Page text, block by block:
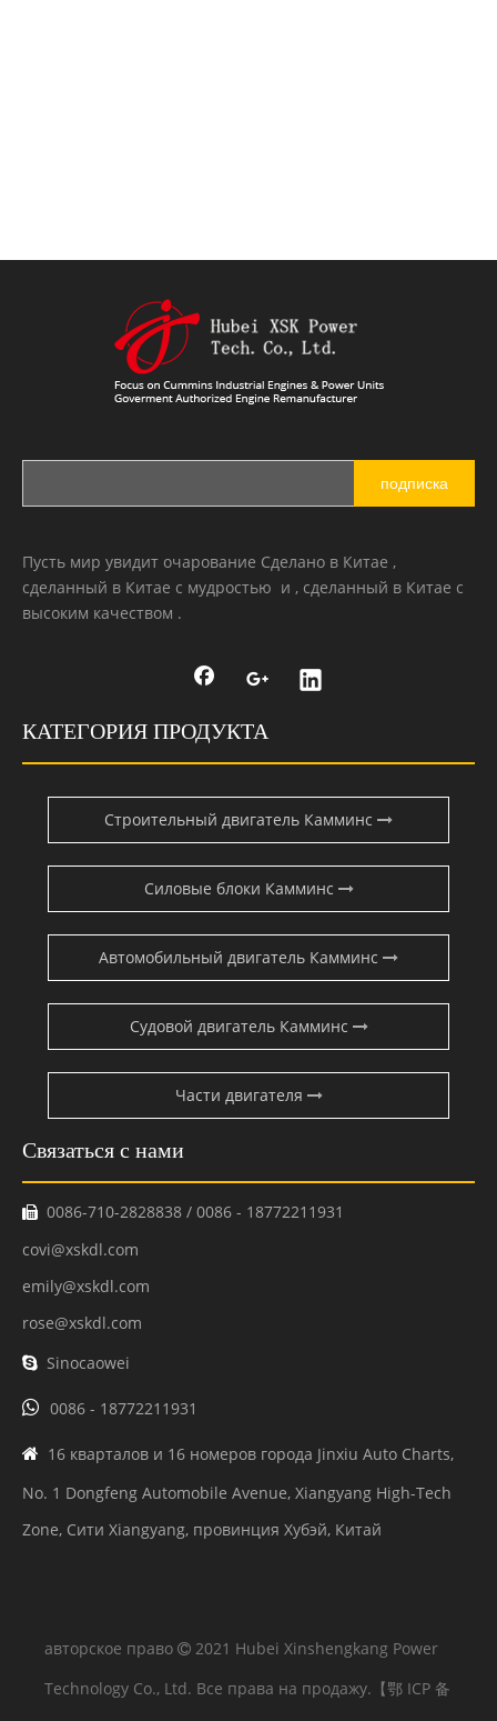
подписка
Пусть мир увидит очарование Сделано в Китае ,
сделанный в Китае с мудростью и , сделанный в Китае с
высоким качеством .
КАТЕГОРИЯ ПРОДУКТА
Строительный двигатель Камминс
Силовые блоки Камминс
Автомобильный двигатель Камминс
Судовой двигатель Камминс
Части двигателя
Связаться с нами
 0086-710-2828838 / 0086 - 18772211931
covi@xskdl.com
emily@xskdl.com
rose@xskdl.com
 Sinocaowei
 0086 - 18772211931
 16 кварталов и 16 номеров города Jinxiu Auto Charts,
No. 1 Dongfeng Automobile Avenue, Xiangyang High-Tech
Zone, Сити Xiangyang, провинция Хубэй, Китай
авторское право  2021 Hubei Xinshengkang Power
Technology Co., Ltd. Все права на продажу. 【鄂 ICP 备